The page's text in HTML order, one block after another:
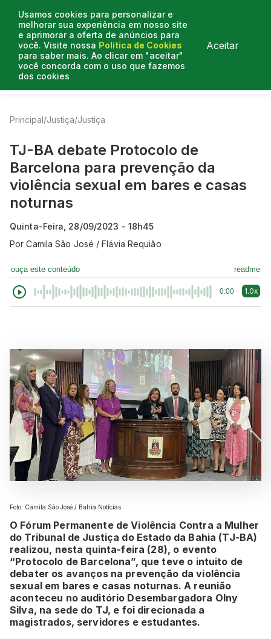
Usamos cookies para personalizar e
melhorar sua experiência em nosso site
e aprimorar a oferta de anúncios para
você. Visite nossa Política de Cookies
para saber mais. Ao clicar em "aceitar"
você concorda com o uso que fazemos
dos cookies
Aceitar
Entrevistas
Principal/Justiça/Justiça
TJ-BA debate Protocolo de
Barcelona para prevenção da
violência sexual em bares e casas
noturnas
Quinta-Feira, 28/09/2023 - 18h45
PorCamila São José / Flávia Requião
ouça este conteúdo readme
0:00 1.0x
Foto: Camila São José / Bahia Notícias
O Fórum Permanente de Violência Contra a Mulher
do Tribunal de Justiça do Estado da Bahia (TJ-BA)
realizou, nesta quinta-feira (28), o evento
“Protocolo de Barcelona”, que teve o intuito de
debater os avanços na prevenção da violência
sexual em bares e casas noturnas. A reunião
aconteceu no auditório Desembargadora Olny
Silva, na sede do TJ, e foi direcionada a
magistrados, servidores e estudantes.